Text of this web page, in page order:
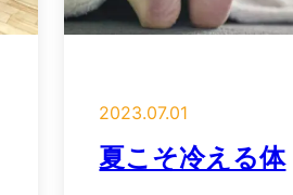
2023.07.01
夏こそ冷える体